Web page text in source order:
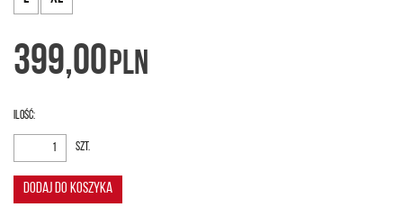
399,00PLN
Ilość:
szt.
DODAJ DO KOSZYKA